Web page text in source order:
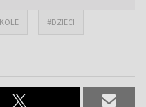
#DZIECI